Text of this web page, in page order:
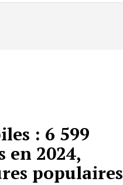
: 6 599
2024,
populaires